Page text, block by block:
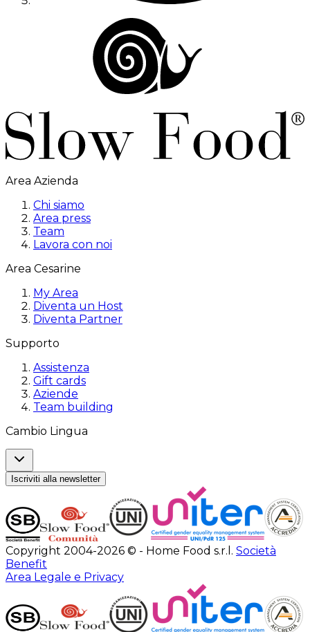
Area Azienda
Chi siamo
Area press
Team
Lavora con noi
Area Cesarine
My Area
Diventa un Host
Diventa Partner
Supporto
Assistenza
Gift cards
Aziende
Team building
Cambio Lingua
Iscriviti alla newsletter
Copyright 2004-2026 © - Home Food s.r.l. Società
Benefit
Area Legale e Privacy